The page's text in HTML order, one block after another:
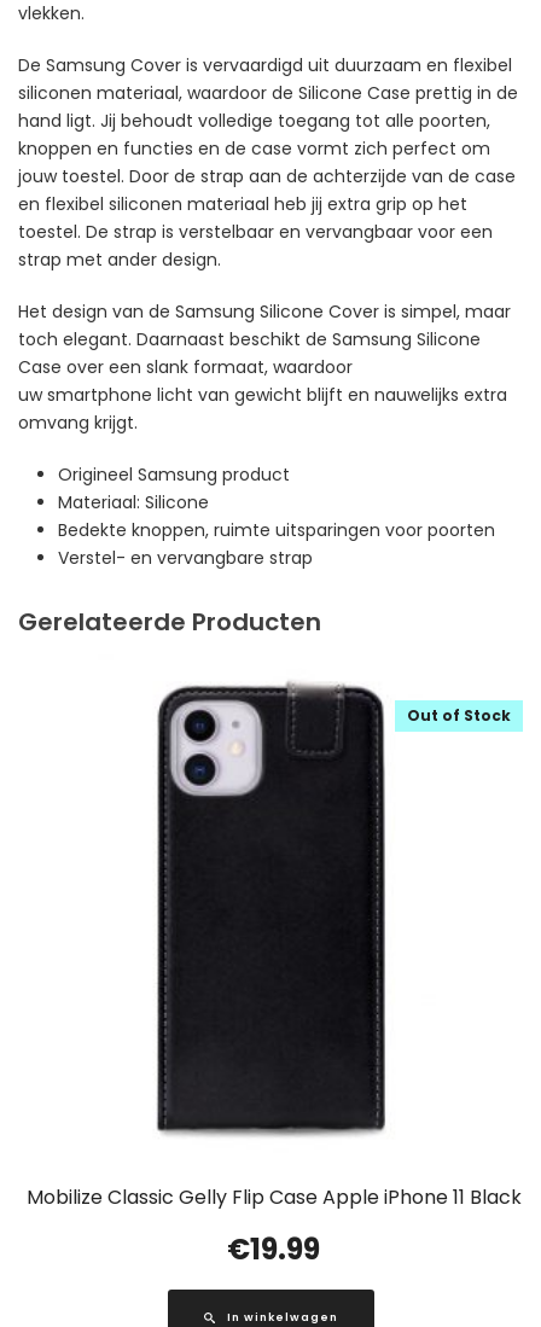
vlekken.
De Samsung Cover is vervaardigd uit duurzaam en flexibel
siliconen materiaal, waardoor de Silicone Case prettig in de
hand ligt. Jij behoudt volledige toegang tot alle poorten,
knoppen en functies en de case vormt zich perfect om
jouw toestel. Door de strap aan de achterzijde van de case
en flexibel siliconen materiaal heb jij extra grip op het
toestel. De strap is verstelbaar en vervangbaar voor een
strap met ander design.
Het design van de Samsung Silicone Cover is simpel, maar
toch elegant. Daarnaast beschikt de Samsung Silicone
Case over een slank formaat, waardoor
uw smartphone licht van gewicht blijft en nauwelijks extra
omvang krijgt.
Origineel Samsung product
Materiaal: Silicone
Bedekte knoppen, ruimte uitsparingen voor poorten
Verstel- en vervangbare strap
Gerelateerde Producten
Mobilize Classic Gelly Flip Case Apple iPhone 11 Black
Out of Stock
€19.99
In winkelwagen